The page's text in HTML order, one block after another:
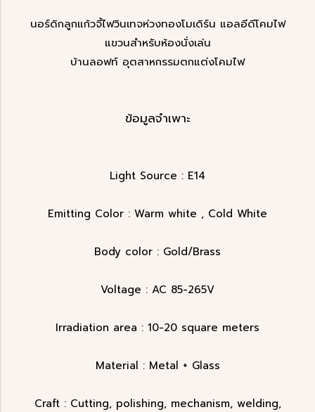
นอร์ดิกลูกแก้วจี้ไฟวินเทจห่วงทองโมเดิร์น แอลอีดีโคมไฟ
แขวนสำหรับห้องนั่งเล่น
บ้านลอฟท์ อุตสาหกรรมตกแต่งโคมไฟ
ข้อมูลจำเพาะ
Light Source : E14
Emitting Color : Warm white , Cold White
Body color : Gold/Brass
Voltage : AC 85-265V
Irradiation area : 10-20 square meters
Material : Metal + Glass
Craft : Cutting, polishing, mechanism, welding,